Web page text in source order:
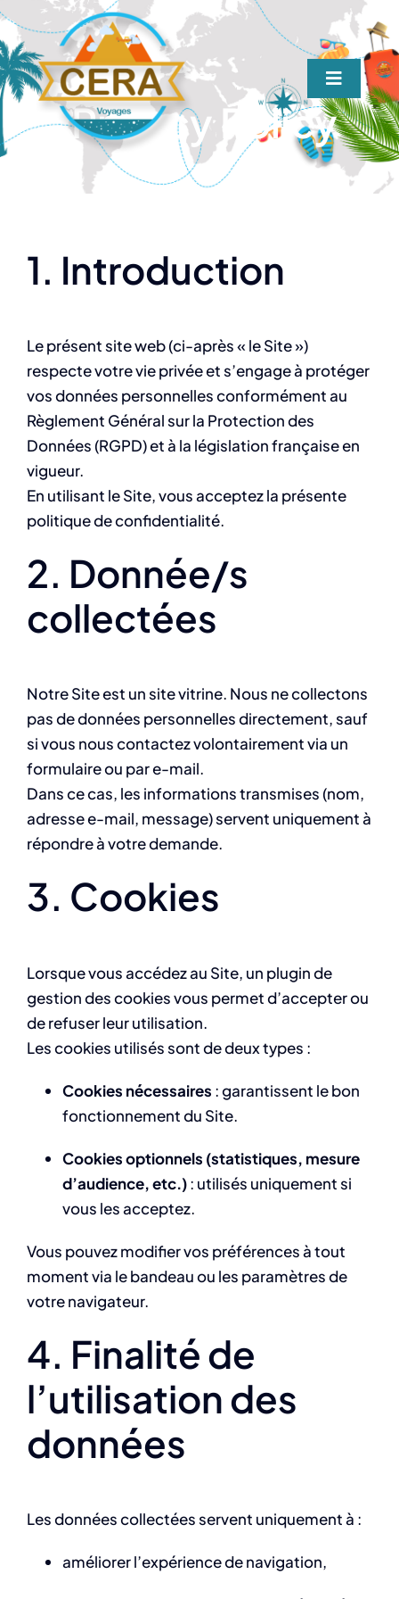
Passer
au
contenu
Toggle
Accueil
Nos séjours
Contact
Privacy Policy
1. Introduction
Le présent site web (ci-après « le Site »)
respecte votre vie privée et s’engage à protéger
vos données personnelles conformément au
Règlement Général sur la Protection des
Données (RGPD) et à la législation française en
vigueur.
En utilisant le Site, vous acceptez la présente
politique de confidentialité.
2. Donnée/s
collectées
Notre Site est un site vitrine. Nous ne collectons
pas de données personnelles directement, sauf
si vous nous contactez volontairement via un
formulaire ou par e-mail.
Dans ce cas, les informations transmises (nom,
adresse e-mail, message) servent uniquement à
répondre à votre demande.
3. Cookies
Lorsque vous accédez au Site, un plugin de
gestion des cookies vous permet d’accepter ou
de refuser leur utilisation.
Les cookies utilisés sont de deux types :
Cookies nécessaires : garantissent le bon
fonctionnement du Site.
Cookies optionnels (statistiques, mesure
d’audience, etc.): utilisés uniquement si
vous les acceptez.
Vous pouvez modifier vos préférences à tout
moment via le bandeau ou les paramètres de
votre navigateur.
4. Finalité de
l’utilisation des
données
Les données collectées servent uniquement à :
améliorer l’expérience de navigation,